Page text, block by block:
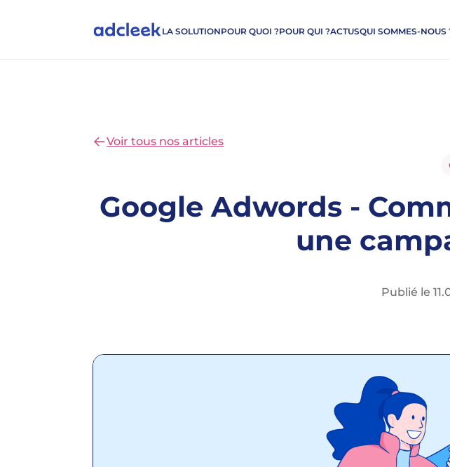
LA SOLUTIONPOUR QUOI ?POUR QUI ?ACTUSQUI SOMMES-NOUS
Voir tous nos articles
Google Adwords -
une
Publié le 11.